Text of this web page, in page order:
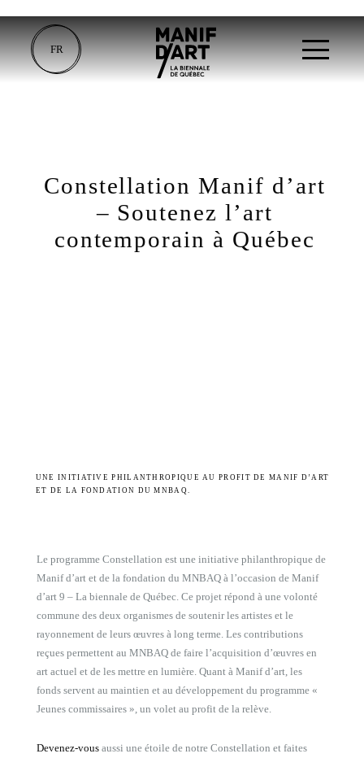
FR
Constellation Manif d’art
– Soutenez l’art
contemporain à Québec
UNE INITIATIVE PHILANTHROPIQUE AU PROFIT DE MANIF D’ART
ET DE LA FONDATION DU MNBAQ.
Le programme Constellation est une initiative philanthropique de
Manif d’art et de la fondation du MNBAQ à l’occasion de Manif
d’art 9 – La biennale de Québec. Ce projet répond à une volonté
commune des deux organismes de soutenir les artistes et le
rayonnement de leurs œuvres à long terme. Les contributions
reçues permettent au MNBAQ de faire l’acquisition d’œuvres en
art actuel et de les mettre en lumière. Quant à Manif d’art, les
fonds servent au maintien et au développement du programme «
Jeunes commissaires », un volet au profit de la relève.
Devenez-vous aussi une étoile de notre Constellation et faites